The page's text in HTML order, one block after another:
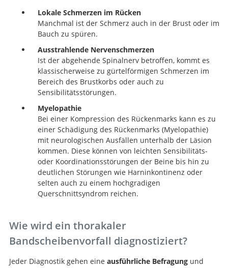
Lokale Schmerzen im Rücken
Manchmal ist der Schmerz auch in der Brust oder im
Bauch zu spüren.
Ausstrahlende Nervenschmerzen
Ist der abgehende Spinalnerv betroffen, kommt es
klassischerweise zu gürtelförmigen Schmerzen im
Bereich des Brustkorbs oder auch zu
Sensibilitätsstörungen.
Myelopathie
Bei einer Kompression des Rückenmarks kann es zu
einer Schädigung des Rückenmarks (Myelopathie)
mit neurologischen Ausfällen unterhalb der Läsion
kommen. Diese können von leichten Sensibilitäts-
oder Koordinationsstörungen der Beine bis hin zu
deutlichen Störungen wie Harninkontinenz oder
selten auch zu einem hochgradigen
Querschnittsyndrom reichen.
Wie wird ein thorakaler
Bandscheibenvorfall diagnostiziert?
Jeder Diagnostik gehen eine ausführliche Befragungund